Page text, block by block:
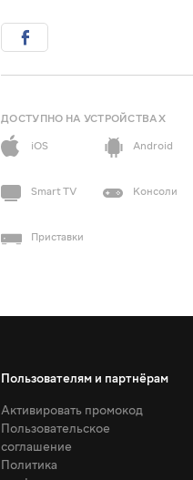
ДОСТУПНО НА УСТРОЙСТВАХ
iOS
Android
Smart TV Консоли
Приставки
Пользователям и партнёрам
Активировать промокод
Пользовательское
соглашение
Политика